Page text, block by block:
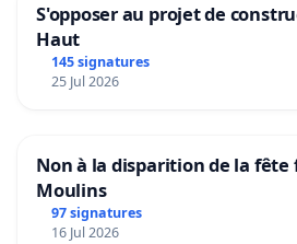
S'opposer au projet de
Haut
145 signatures
25 Jul 2026
Non à la disparition de la fête
Moulins
97 signatures
16 Jul 2026